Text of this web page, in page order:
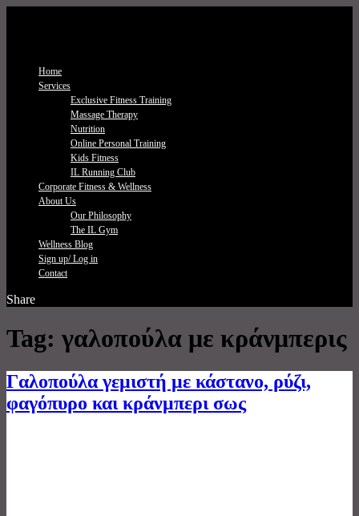
Home
Services
Exclusive Fitness Τraining
Massage Therapy
Nutrition
Online Personal Training
Kids Fitness
IL Running Club
Corporate Fitness & Wellness
About Us
Our Philosophy
The IL Gym
Wellness Blog
Sign up/ Log in
Contact
Share
Tag: γαλοπούλα με κράνμπερις
Γαλοπούλα γεμιστή με κάστανο, ρύζι,
φαγόπυρο και κράνμπερι σως